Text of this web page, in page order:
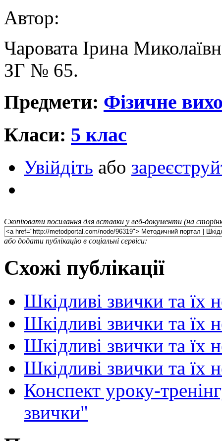
Автор:
Чаровата Ірина
ЗГ № 65.
Предмети: Фізичне
Класи: 5 клас
Увійдіть або
Скопіювати посилання для вставки у веб-документи (на
або додати публікацію в соціальні сервіси:
Схожі публікації
Шкідливі звички та їх
Шкідливі звички та їх
Шкідливі звички та їх
Шкідливі звички та їх
Конспект уроку-
звички"